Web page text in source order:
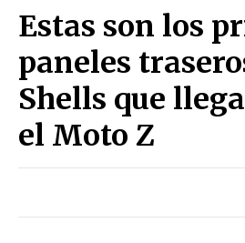
Estas son los
paneles
Shells que
el Moto Z